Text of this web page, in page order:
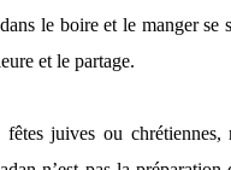
le boire et le manger se
et le partage.
juives ou chrétiennes,